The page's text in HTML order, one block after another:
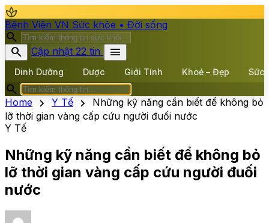
spa
Bệnh Viện VN Sức khỏe • Đời sống
search
search
Cập nhật 22 tin menu
Dinh Dưỡng Dược Giới Tính Khoẻ – Đẹp Sức
search
Home chevron_right Y Tế chevron_right
Những kỹ năng cần biết để không bỏ
lỡ thời gian vàng cấp cứu người đuối nước
Y Tế
Những kỹ năng cần biết để không bỏ
lỡ thời gian vàng cấp cứu người đuối
nước